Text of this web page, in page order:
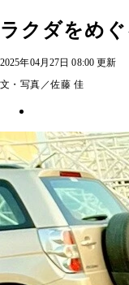
ラクダをめ
2025年04月27日 08:00 更新
文・写真／佐藤 佳